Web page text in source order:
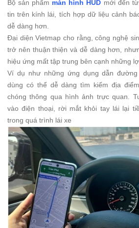
Bộ sản phẩm màn hình HUD mới đến
tin trên kính lái, tích hợp dữ liệu cảnh
dễ dàng hơn.
Đại diện Vietmap cho rằng, công nghệ
trở nên thuận thiện và dễ dàng hơn,
hiệu ứng mất tập trung bên cạnh những
Ví dụ như những ứng dụng dẫn
dùng có thể dễ dàng tìm kiếm địa
chóng thông qua hình ảnh trực quan.
vào điện thoại, rời mắt khỏi tay lái lại
trong quá trình lái xe